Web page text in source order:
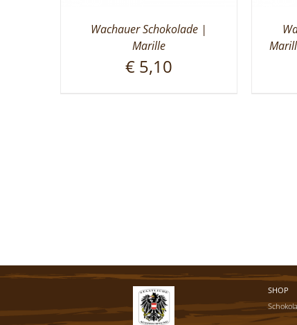
Wachauer Schokolade |
Marille
€ 5,10
SHOP